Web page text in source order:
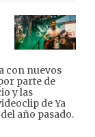
con nuevos
parte de
y las
de Ya
año pasado.